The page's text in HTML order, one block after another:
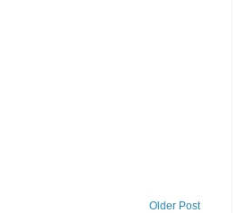
Older Post